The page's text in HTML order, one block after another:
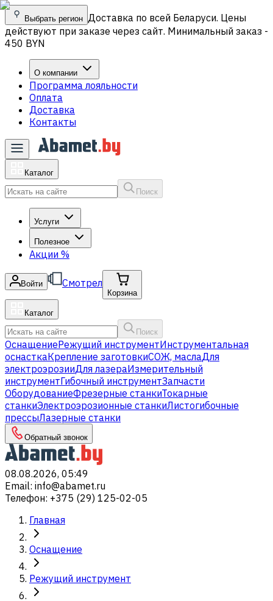
Выбрать регион Доставка по всей Беларуси. Цены
действуют при заказе через сайт. Минимальный заказ -
450 BYN
О компании
Программа лояльности
Оплата
Доставка
Контакты
Каталог
Поиск
Услуги
Полезное
Акции %
Войти Смотрел
Корзина
Каталог
Поиск
ОснащениеРежущий инструментИнструментальная
оснасткаКрепление заготовкиСОЖ, маслаДля
электроэрозииДля лазераИзмерительный
инструментГибочный инструментЗапчасти
ОборудованиеФрезерные станкиТокарные
станкиЭлектроэрозионные станкиЛистогибочные
прессыЛазерные станки
Обратный звонок
08.08.2026, 05:49
Email: info@abamet.ru
Телефон: +375 (29) 125-02-05
Главная
Оснащение
Режущий инструмент